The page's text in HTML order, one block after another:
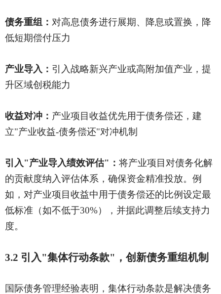
债务重组： 对高息债务进行展期、降息或置换，降
低短期偿付压力
产业导入： 引入战略新兴产业或高附加值产业，提
升区域创税能力
收益对冲： 产业项目收益优先用于债务偿还，建
立"产业收益-债务偿还"对冲机制
引入"产业导入绩效评估"： 将产业项目对债务化解
的贡献度纳入评估体系，确保资金精准投放。例
如，对产业项目收益中用于债务偿还的比例设定最
低标准（如不低于30%），并据此调整后续支持力
度。
3.2 引入"集体行动条款"，创新债务重组机制
国际债务管理经验表明，集体行动条款是解决债务